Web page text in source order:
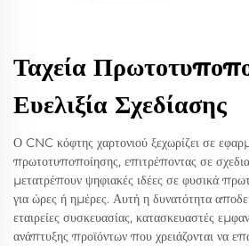
Ταχεία
Ευελιξία Σχεδίασης
Ο CNC κόφτης χαρτονιού ξεχωρίζει σε
πρωτοτυποποίησης, επιτρέποντας σε
μετατρέπουν ψηφιακές ιδέες σε φυσικά
για ώρες ή ημέρες. Αυτή η δυνατότητα
εταιρείες συσκευασίας, κατασκευαστές
ανάπτυξης προϊόντων που χρειάζονται να